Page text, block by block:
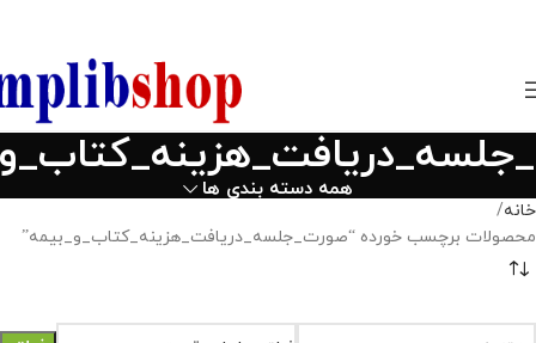
همه دسته بندی ها
خانه
محصولات برچسب خورده “صورت_جلسه_دریافت_هزینه_کتاب_و_بیمه”